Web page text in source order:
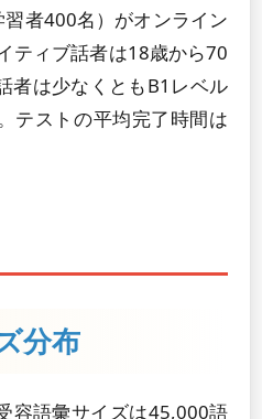
者400名）がオンライン
ティブ話者は18歳から70
者は少なくともB1レベル
テストの平均完了時間は
分布
容語彙サイズは45,000語